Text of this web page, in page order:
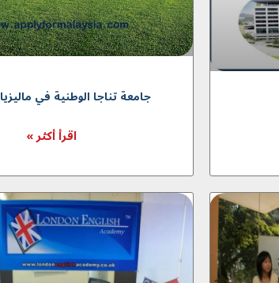
جامعة تناجا الوطنية في ماليزيا UNITEN
اقرأ أكثر »